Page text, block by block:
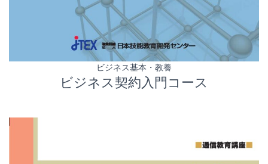
ビジネス基本・教養
ビジネス契約入門コース